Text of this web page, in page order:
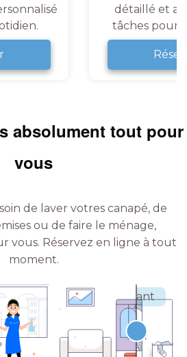
détaillé et
tâches pour
absolument tout pour
vous
de laver votres canapé, de
ou de faire le ménage,
vous. Réservez en ligne à tout
moment.